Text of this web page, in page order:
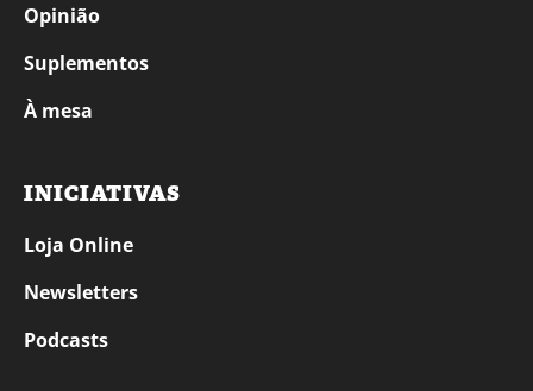
Opinião
Suplementos
À mesa
INICIATIVAS
Loja Online
Newsletters
Podcasts